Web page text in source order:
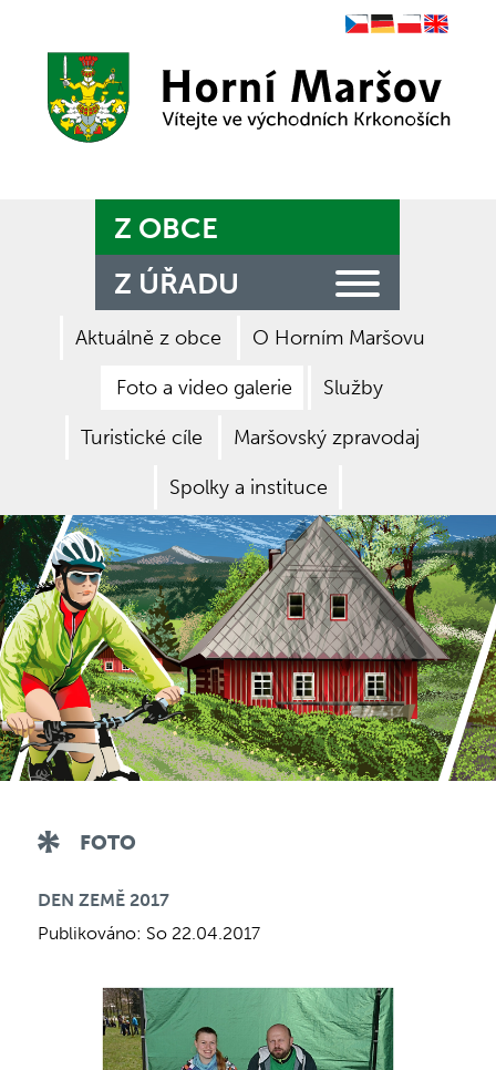
Zpět na titulní stranu
Z OBCE
Z ÚŘADU
Aktuálně z obce O Horním Maršovu
Foto a video galerie Služby
Turistické cíle Maršovský zpravodaj
Spolky a instituce
FOTO
DEN ZEMĚ 2017
Publikováno: So 22.04.2017